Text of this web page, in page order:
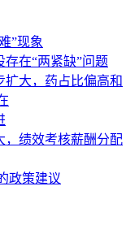
”现象
在“两紧缺”问题
扩大，药占比偏高和
，绩效考核薪酬分配
政策建议